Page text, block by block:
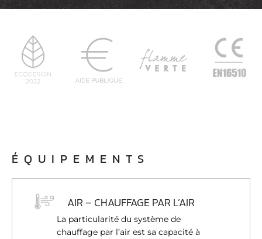
ÉQUIPEMENTS
AIR – CHAUFFAGE PAR L’AIR
La particularité du système de
chauffage par l’air est sa capacité à